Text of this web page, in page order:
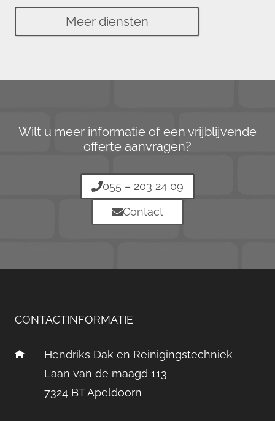
Meer diensten
Wilt u meer informatie of een vrijblijvende
offerte aanvragen?
055 – 203 24 09
Contact
CONTACTINFORMATIE
Hendriks Dak en Reinigingstechniek
Laan van de maagd 113
7324 BT Apeldoorn